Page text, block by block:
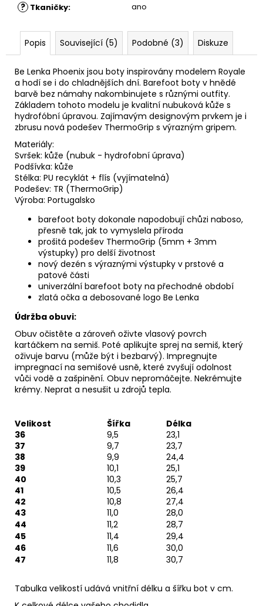
? Tkaničky: ano
Popis Související (5) Podobné (3) Diskuze
Be Lenka Phoenix jsou boty inspirovány modelem Royale
a hodí se i do chladnějších dní. Barefoot boty v hnědé
barvě bez námahy nakombinujete s různými outfity.
Základem tohoto modelu je kvalitní nubuková kůže s
hydrofóbní úpravou. Zajímavým designovým prvkem je i
zbrusu nová podešev ThermoGrip s výrazným gripem.
Materiály:
Svršek: kůže (nubuk - hydrofobní úprava)
Podšívka: kůže
Stélka: PU recyklát + flís (vyjímatelná)
Podešev: TR (ThermoGrip)
Výroba: Portugalsko
barefoot boty dokonale napodobují chůzi naboso,
přesně tak, jak to vymyslela příroda
prošitá podešev ThermoGrip (5mm + 3mm
výstupky) pro delší životnost
nový dezén s výraznými výstupky v prstové a
patové části
univerzální barefoot boty na přechodné období
zlatá očka a debosované logo Be Lenka
Údržba obuvi:
Obuv očistěte a zároveň oživte vlasový povrch
kartáčkem na semiš. Poté aplikujte sprej na semiš, který
oživuje barvu (může být i bezbarvý). Impregnujte
impregnací na semišové usně, které zvyšují odolnost
vůči vodě a zašpinění. Obuv nepromáčejte. Nekrémujte
krémy. Neprat a nesušit u zdrojů tepla.
Velikost Šířka
Délka
36
9,5
23,1
37
9,7
23,7
38
9,9
24,4
39
10,1
25,1
40
10,3
25,7
41
10,5
26,4
42
10,8
27,4
43
11,0
28,0
44
11,2
28,7
45
11,4
29,4
46
11,6
30,0
47
11,8 30,7
Tabulka velikostí udává vnitřní délku a šířku bot v cm.